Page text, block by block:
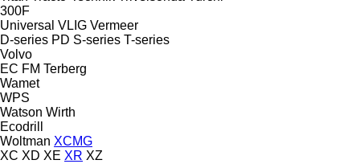
300F
Universal VLIG Vermeer
D-series PD S-series T-series
Volvo
EC FM Terberg
Wamet
WPS
Watson Wirth
Ecodrill
Woltman XCMG
XC XD XE XR XZ